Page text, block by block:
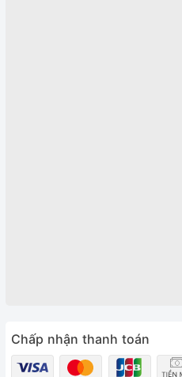
Chấp nhận thanh toán